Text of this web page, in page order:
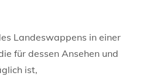
Landeswappens in einer
für dessen Ansehen und
ist,